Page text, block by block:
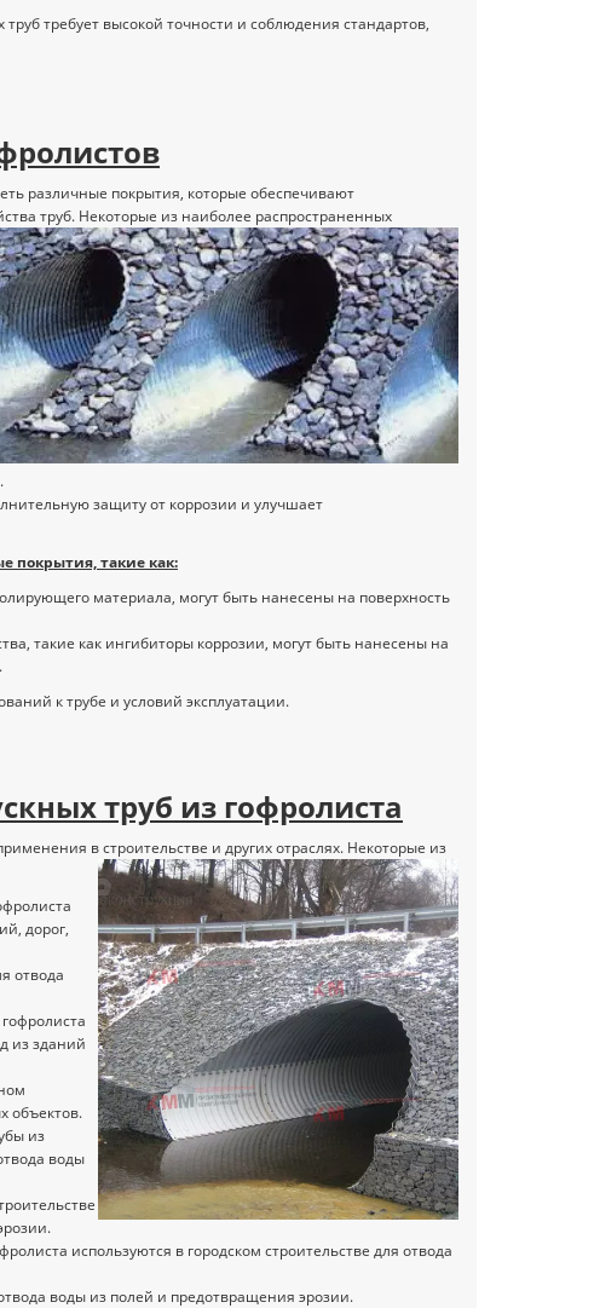
3246
и Труда.
С
Первомай
начатые
новости и статьи 04.03.2022 3537
С международным женским
Днём 8 марта!
Милые женщины! Компания
"Евроштакетник" поздравляет вас с
— с Днем 8 ..
требует высокой точности и соблюдения стандартов,
различные покрытия, которые обеспечивают
труб. Некоторые из наиболее распространенных
защиту от коррозии и улучшает
покрытия, такие как:
материала, могут быть нанесены на поверхность
такие как ингибиторы коррозии, могут быть нанесены на
к трубе и условий эксплуатации.
труб из гофролиста
в строительстве и других отраслях. Некоторые из
дорог,
отвода
из зданий
объектов.
из
воды
используются в городском строительстве для отвода
воды из полей и предотвращения эрозии.